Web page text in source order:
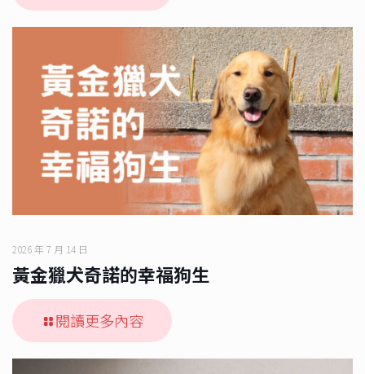
2026 年 7 月 14 日
黃金獵犬奇諾的幸福狗生
閱讀更多內容